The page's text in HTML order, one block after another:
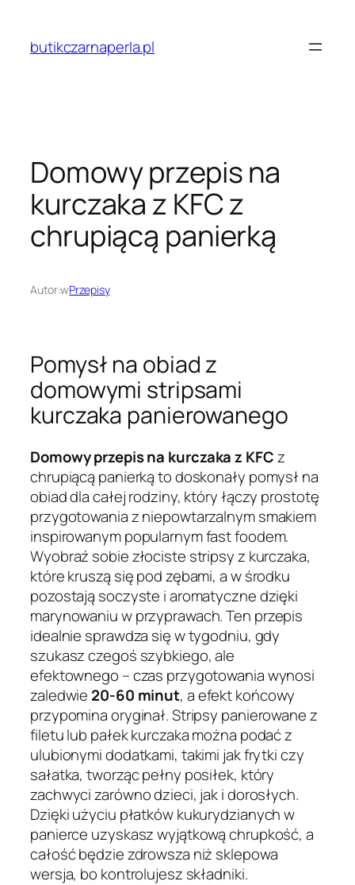
treścibutikczarnaperla.pl
Domowy przepis na
kurczaka z KFC z
chrupiącą panierką
Autor:wPrzepisy
Pomysł na obiad z
domowymi stripsami
kurczaka panierowanego
Domowy przepis na kurczaka z KFCz
chrupiącą panierką to doskonały pomysł na
obiad dla całej rodziny, który łączy prostotę
przygotowania z niepowtarzalnym smakiem
inspirowanym popularnym fast foodem.
Wyobraź sobie złociste stripsy z kurczaka,
które kruszą się pod zębami, a w środku
pozostają soczyste i aromatyczne dzięki
marynowaniu w przyprawach. Ten przepis
idealnie sprawdza się w tygodniu, gdy
szukasz czegoś szybkiego, ale
efektownego – czas przygotowania wynosi
zaledwie 20-60 minut, a efekt końcowy
przypomina oryginał. Stripsy panierowane z
filetu lub pałek kurczaka można podać z
ulubionymi dodatkami, takimi jak frytki czy
sałatka, tworząc pełny posiłek, który
zachwyci zarówno dzieci, jak i dorosłych.
Dzięki użyciu płatków kukurydzianych w
panierce uzyskasz wyjątkową chrupkość, a
całość będzie zdrowsza niż sklepowa
wersja, bo kontrolujesz składniki.